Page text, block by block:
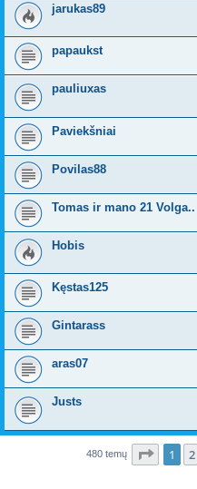
jarukas89
papaukst
pauliuxas
Paviekšniai
Povilas88
Tomas ir mano 21 Volga..
Hobis
Kęstas125
Gintarass
aras07
Justs
480 temų Puslapis
1 2